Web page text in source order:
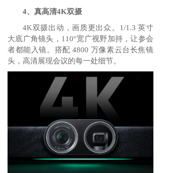
4、真高清4K双摄
4K双摄出动，画质更出众。1/1.3 英寸
大底广角镜头，110°宽广视野加持，让参会
者都能入镜。搭配 4800 万像素云台长焦镜
头，高清展现会议的每一处细节。